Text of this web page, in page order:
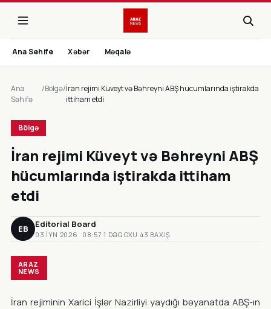
Ana Sehife Xəbər Məqalə
Ana
Səhifə
/Bölgə/İran rejimi Küveyt və Bəhreyni ABŞ hücumlarında iştirakda
ittiham etdi
Bölgə
İran rejimi Küveyt və Bəhreyni ABŞ
hücumlarında iştirakda ittiham
etdi
EB Editorial Board
03 IYN 2026 · 08:57 ·1 DƏQ OXU ·43 BAXIŞ
ARAZ
NEWS
İran rejiminin Xarici İşlər Nazirliyi yaydığı bəyanatda ABŞ-ın